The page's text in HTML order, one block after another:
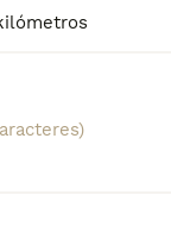
información
Bichón
esta
espera el